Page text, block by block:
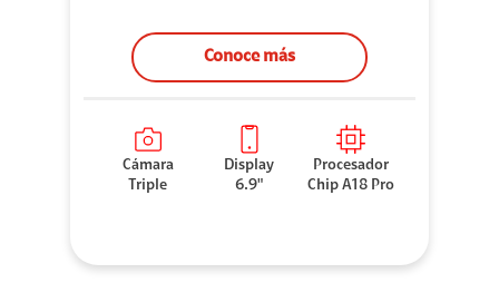
Conoce más
Cámara
Triple
Display
6.9"
Procesador
Chip A18 Pro